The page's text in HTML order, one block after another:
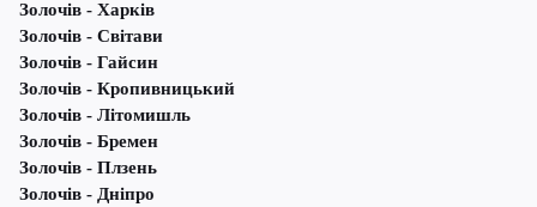
Золочів - Харків
Золочів - Світави
Золочів - Гайсин
Золочів - Кропивницький
Золочів - Літомишль
Золочів - Бремен
Золочів - Плзень
Золочів - Дніпро